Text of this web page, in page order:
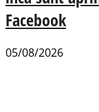
Facebook
05/08/2026